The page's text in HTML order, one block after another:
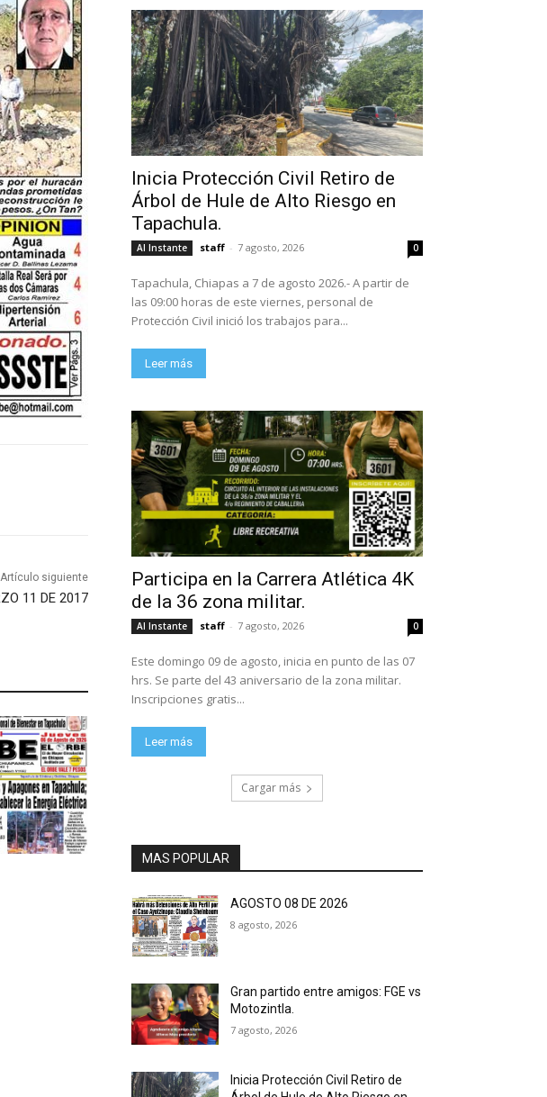
Artículo siguiente
11 DE 2017
Inicia Protección Civil Retiro de
Árbol de Hule de Alto Riesgo en
Tapachula.
Al Instante staff - 7 agosto, 2026 0
Tapachula, Chiapas a 7 de agosto 2026.- A partir de
las 09:00 horas de este viernes, personal de
Protección Civil inició los trabajos para...
Leer más
Participa en la Carrera Atlética 4K
de la 36 zona militar.
Al Instante staff - 7 agosto, 2026 0
Este domingo 09 de agosto, inicia en punto de las 07
hrs. Se parte del 43 aniversario de la zona militar.
Inscripciones gratis...
Leer más
Cargar más
MAS POPULAR
AGOSTO 08 DE 2026
8 agosto, 2026
Gran partido entre amigos: FGE vs
Motozintla.
7 agosto, 2026
Inicia Protección Civil Retiro de